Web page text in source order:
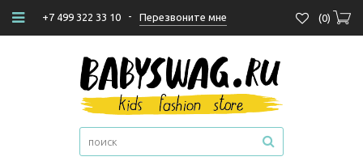
+7 499 322 33 10 - Перезвоните мне (0)